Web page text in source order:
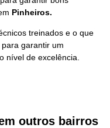
Pinheiros.
treinados e o que
garantir um
nível de excelência.
outros bairros